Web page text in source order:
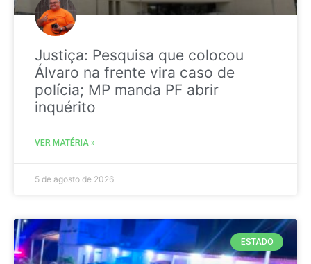
Justiça: Pesquisa que colocou
Álvaro na frente vira caso de
polícia; MP manda PF abrir
inquérito
VER MATÉRIA »
5 de agosto de 2026
ESTADO